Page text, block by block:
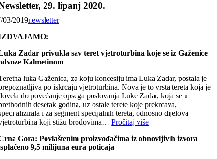
29. lipanj 2020.
03/2019newsletter
Zadar privukla sav teret vjetroturbina koje se iz Gaženice
Kalmetinom
luka Gaženica, za koju koncesiju ima Luka Zadar, postala je
po iskrcaju vjetroturbina. Nova je to vrsta tereta koja je
do povećanje opsega poslovanja Luke Zadar, koja se u
desetak godina, uz ostale terete koje prekrcava,
i za segment specijalnih tereta, odnosno dijelova
koji stižu brodovima…Pročitaj više
Gora: Povlaštenim proizvođačima iz obnovljivih izvora
9,5 milijuna eura poticaja